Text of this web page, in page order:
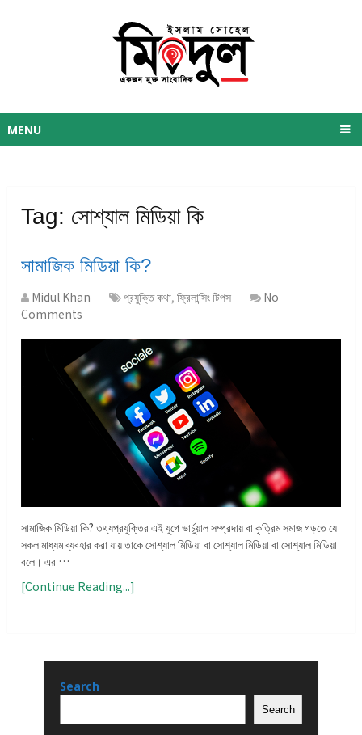
MENU
Tag: সোশ্যাল মিডিয়া কি
সামাজিক মিডিয়া কি?
Midul Khan প্রযুক্তি কথা,ফ্রিলান্সিং টিপস
No
Comments
সামাজিক মিডিয়া কি? তথ্যপ্রযুক্তির এই যুগে ভার্চুয়াল সম্প্রদায় বা কৃত্রিম সমাজ গড়তে যে
সকল মাধ্যম ব্যবহার করা যায় তাকে সোশ্যাল মিডিয়া বা সোশ্যাল মিডিয়া বা সোশ্যাল মিডিয়া
বলে। এর …
[Continue Reading...]
Search
Search